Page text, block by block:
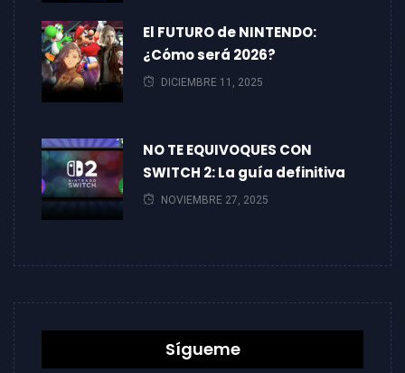
El FUTURO de NINTENDO:
¿Cómo será 2026?
DICIEMBRE 11, 2025
NO TE EQUIVOQUES CON
SWITCH 2: La guía definitiva
NOVIEMBRE 27, 2025
Sígueme